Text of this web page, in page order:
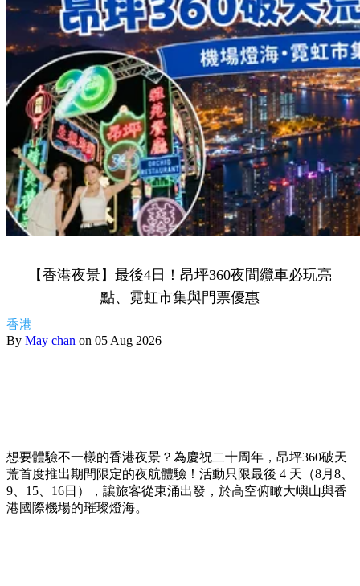
【香港夜景】最後4日！昂坪360夜間纜車必玩亮
點、霓虹市集與門票優惠
香港
By May chan on 05 Aug 2026
想要體驗不一樣的香港夜景？為慶祝二十周年，昂坪360破天
荒首度推出期間限定的夜航體驗！活動只限最後 4 天（8月8、
9、15、16日），讓旅客從東涌出發，於高空俯瞰大嶼山與香
港國際機場的璀璨燈海。